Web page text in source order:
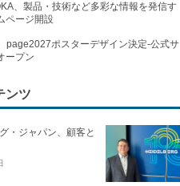
、製品・技術など多彩な情報を発信す
ページ開設
page2027ポスターデザイン決定-公式サ
ープン
ンツ
・ジャパン、顧客と